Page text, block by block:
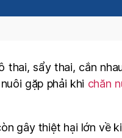
sẩy thai, cắn
gặp phải khi chăn
gây thiệt hại lớn về